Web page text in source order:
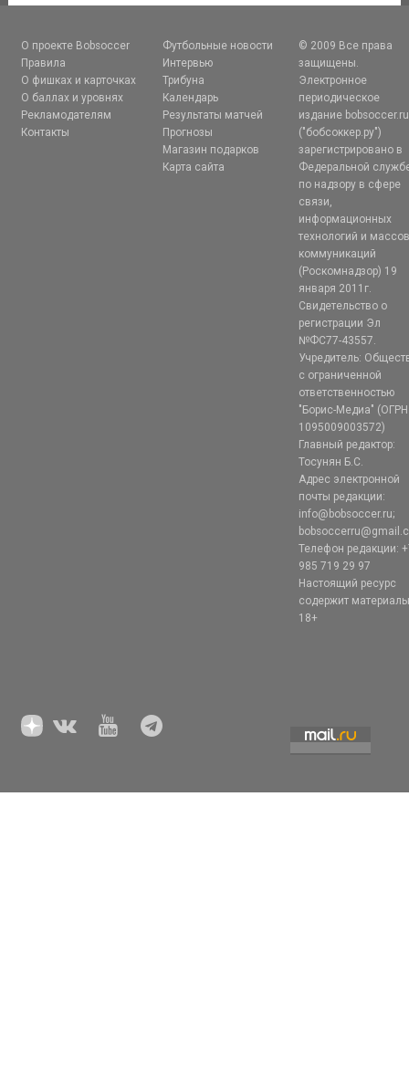
О проекте Bobsoccer
Правила
О фишках и карточках
О баллах и уровнях
Рекламодателям
Контакты
Футбольные новости
Интервью
Трибуна
Календарь
Результаты матчей
Прогнозы
Магазин подарков
Карта сайта
© 2009 Все права
защищены.
Электронное
периодическое
издание bobsoccer.ru
("бобсоккер.ру")
зарегистрировано в
Федеральной
по надзору в сфере
связи,
информационных
технологий и
коммуникаций
(Роскомнадзор) 19
января 2011г.
Свидетельство о
регистрации Эл
№ФС77-43557.
Учредитель:
с ограниченной
ответственностью
"Борис-Медиа" (ОГРН
1095009003572)
Главный редактор:
Тосунян Б.С.
Адрес электронной
почты редакции:
info@bobsoccer.ru;
Телефон редакции:
985 719 29 97
Настоящий ресурс
содержит
18+